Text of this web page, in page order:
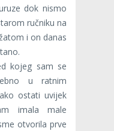
dok nismo
ručniku na
i on danas
kojeg sam se
u ratnim
ostati uvijek
imala male
otvorila prve